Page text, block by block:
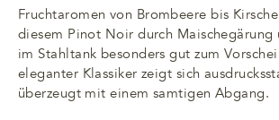
Fruchtaromen von Brombeere bis
diesem Pinot Noir durch Maische­gärung
im Stahltank beson­ders gut zum
eleganter Klassiker zeigt sich
überzeugt mit einem samtigen Abgang.